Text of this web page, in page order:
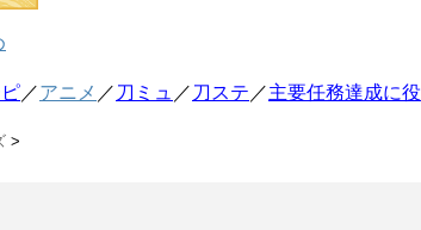
／アニメ ／ 刀ミュ ／ 刀ステ ／主要任務達成に役
>